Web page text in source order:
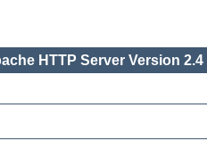
HTTP Server Version 2.4